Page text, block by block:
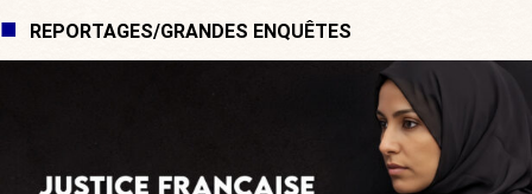
REPORTAGES/GRANDES ENQUÊTES